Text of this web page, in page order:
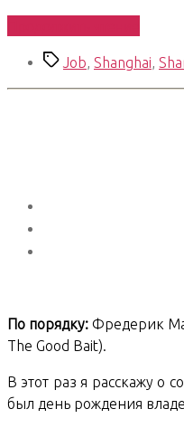
10.
Visit»
Метки
Job, Shanghai,
По порядку: Фредерик Ма
The Good Bait).
В этот раз я расскажу о
был день рождения